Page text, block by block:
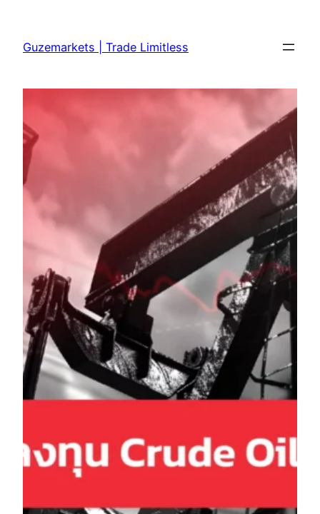
content
Guzemarkets | Trade Limitless